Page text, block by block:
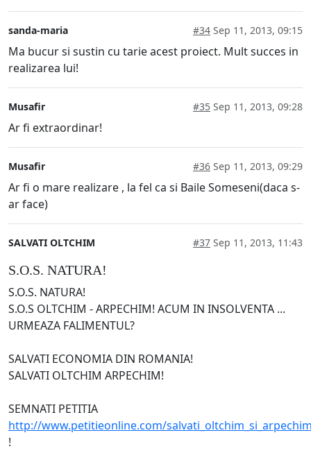
sanda-maria #34 Sep 11, 2013, 09:15
Ma bucur si sustin cu tarie acest proiect. Mult succes in
realizarea lui!
Musafir #35 Sep 11, 2013, 09:28
Ar fi extraordinar!
Musafir #36 Sep 11, 2013, 09:29
Ar fi o mare realizare , la fel ca si Baile Someseni(daca s-
ar face)
SALVATI OLTCHIM #37 Sep 11, 2013, 11:43
S.O.S. NATURA!
S.O.S. NATURA!
S.O.S OLTCHIM - ARPECHIM! ACUM IN INSOLVENTA ...
URMEAZA FALIMENTUL?
SALVATI ECONOMIA DIN ROMANIA!
SALVATI OLTCHIM ARPECHIM!
SEMNATI PETITIA
http://www.petitieonline.com/
!